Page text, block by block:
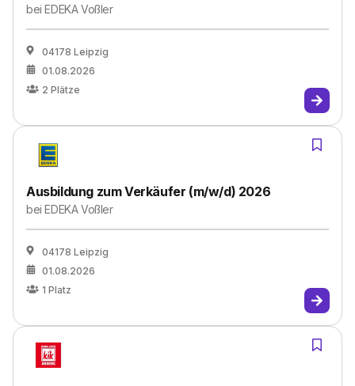
beiEDEKA Voßler
04178 Leipzig
01.08.2026
2 Plätze
Ausbildung zum Verkäufer (m/w/d) 2026
beiEDEKA Voßler
04178 Leipzig
01.08.2026
1 Platz